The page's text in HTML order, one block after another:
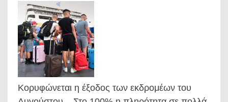
Κορυφώνεται η έξοδος των εκδρομέων του